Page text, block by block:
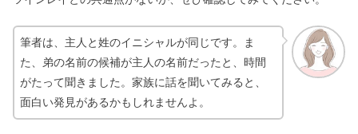
筆者は、主人と姓のイニシャルが同じです。ま
た、弟の名前の候補が主人の名前だったと、時間
がたって聞きました。家族に話を聞いてみると、
面白い発見があるかもしれませんよ。